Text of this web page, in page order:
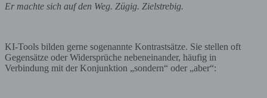
Er machte sich auf den Weg. Zügig. Zielstrebig.
KI-Tools bilden gerne sogenannte Kontrastsätze. Sie stellen oft
Gegensätze oder Widersprüche nebeneinander, häufig in
Verbindung mit der Konjunktion „sondern“ oder „aber“: